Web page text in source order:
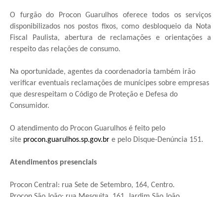
O furgão do Procon Guarulhos oferece todos os serviços
disponibilizados nos postos fixos, como desbloqueio da Nota
Fiscal Paulista, abertura de reclamações e orientações a
respeito das relações de consumo.
Na oportunidade, agentes da coordenadoria também irão
verificar eventuais reclamações de munícipes sobre empresas
que desrespeitam o Código de Proteção e Defesa do
Consumidor.
O atendimento do Procon Guarulhos é feito pelo
site procon.guarulhos.sp.gov.br e pelo Disque-Denúncia 151.
Atendimentos presenciais
Procon Central: rua Sete de Setembro, 164, Centro.